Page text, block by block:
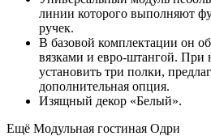
линии которого выполняют
ручек.
В базовой комплектации он
вязками и евро-штангой. При
установить три полки,
дополнительная опция.
Изящный декор «Белый».
Ещё Модульная гостиная Одри